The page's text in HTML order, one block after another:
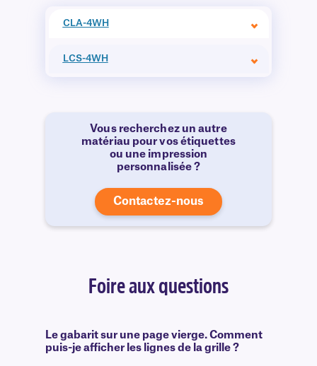
CLA-4WH
LCS-4WH
Vous recherchez un autre
matériau pour vos étiquettes
ou une impression
personnalisée ?
Contactez-nous
Foire aux questions
Le gabarit sur une page vierge. Comment
puis-je afficher les lignes de la grille ?